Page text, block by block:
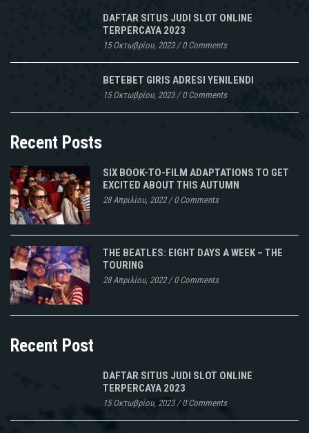
DAFTAR SITUS JUDI SLOT ONLINE
TERPERCAYA 2023
15 Οκτωβρίου, 2023/0 Comments
BETEBET GIRIS ADRESI YENILENDI
15 Οκτωβρίου, 2023/0 Comments
Recent Posts
SIX BOOK-TO-FILM ADAPTATIONS TO GET
EXCITED ABOUT THIS AUTUMN
28 Απριλίου, 2022/0 Comments
THE BEATLES: EIGHT DAYS A WEEK – THE
TOURING
28 Απριλίου, 2022/0 Comments
Recent Post
DAFTAR SITUS JUDI SLOT ONLINE
TERPERCAYA 2023
15 Οκτωβρίου, 2023/0 Comments